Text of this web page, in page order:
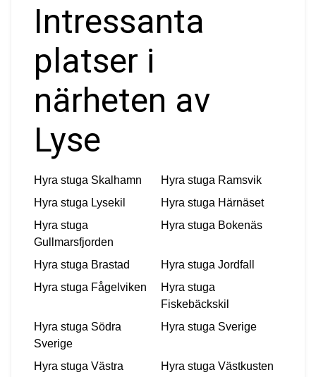
Intressanta
platser i
närheten av
Lyse
Hyra stuga Skalhamn Hyra stuga Ramsvik
Hyra stuga Lysekil Hyra stuga Härnäset
Hyra stuga
Gullmarsfjorden
Hyra stuga Bokenäs
Hyra stuga Brastad Hyra stuga Jordfall
Hyra stuga Fågelviken
Hyra stuga
Fiskebäckskil
Hyra stuga Södra
Sverige
Hyra stuga Sverige
Hyra stuga Västra
Hyra stuga Västkusten